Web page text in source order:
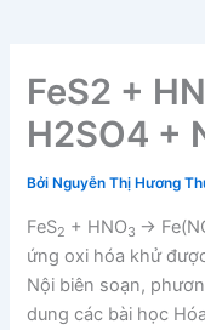
FeS2 +
H2SO4 +
Bởi Nguyễn Thị Hương
FeS2 + HNO3 →
ứng oxi hóa khử
Nội biên soạn,
dung các bài học